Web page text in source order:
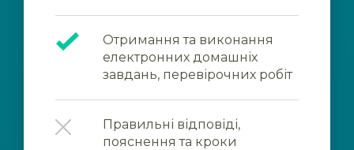
Отримання та виконання
електронних домашніх
завдань, перевірочних робіт
Правильні відповіді,
пояснення та кроки